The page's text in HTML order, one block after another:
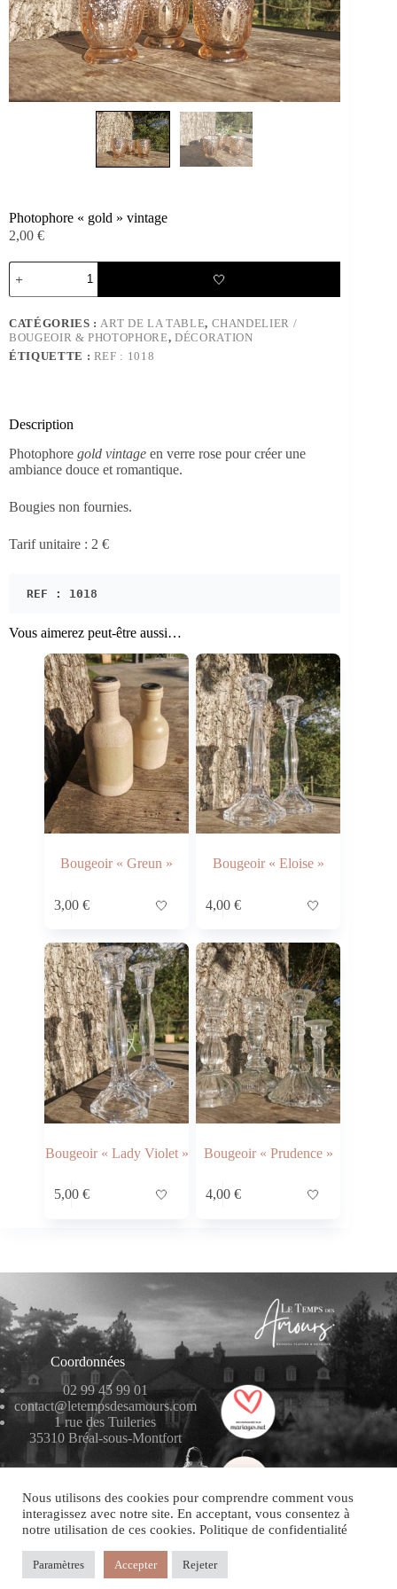
Photophore « gold » vintage
2,00 €
quantité
de
Photophore
vintage
🤍
CATÉGORIES : ART DE LA TABLE, CHANDELIER /
BOUGEOIR & PHOTOPHORE, DÉCORATION
ÉTIQUETTE : REF : 1018
Description
Photophore gold vintage en verre rose pour créer une
ambiance douce et romantique.
Bougies non fournies.
Tarif unitaire : 2 €
REF : 1018
Vous aimerez peut-être aussi…
Bougeoir « Greun »
3,00 € 🤍
Bougeoir « Eloise »
4,00 € 🤍
Bougeoir « Lady Violet »
5,00 € 🤍
Bougeoir « Prudence »
4,00 € 🤍
Coordonnées
02 99 45 99 01
contact@letempsdesamours.com
1 rue des Tuileries
35310 Bréal-sous-Montfort
Copyright © 2026
Nous utilisons des cookies pour comprendre comment vous
interagissez avec notre site. En acceptant, vous consentez à
notre utilisation de ces cookies. Politique de confidentialité
Paramètres Accepter Rejeter